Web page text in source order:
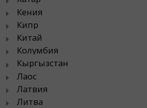
Кения
Кипр
Китай
Колумбия
Кыргызстан
Лаос
Латвия
Литва